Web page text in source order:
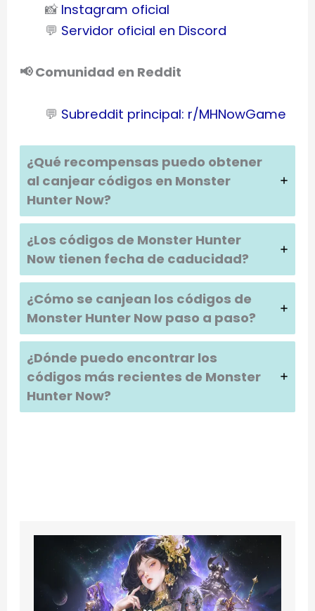
📸 Instagram oficial
💬 Servidor oficial en Discord
📢 Comunidad en Reddit
💬 Subreddit principal: r/MHNowGame
¿Qué recompensas puedo obtener
al canjear códigos en Monster
Hunter Now?
¿Los códigos de Monster Hunter
Now tienen fecha de caducidad?
¿Cómo se canjean los códigos de
Monster Hunter Now paso a paso?
¿Dónde puedo encontrar los
códigos más recientes de Monster
Hunter Now?